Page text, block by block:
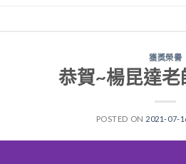
獲獎榮譽
恭賀~楊昆達
POSTED ON 2021-07-